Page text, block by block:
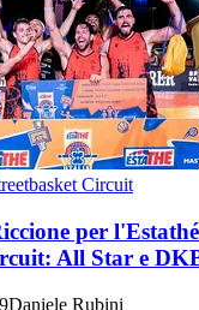
Circuit
per
All Star e
Daniele Rubini